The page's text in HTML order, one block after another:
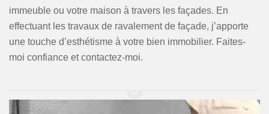
immeuble ou votre maison à travers les façades. En
effectuant les travaux de ravalement de façade, j’apporte
une touche d’esthétisme à votre bien immobilier. Faites-
moi confiance et contactez-moi.